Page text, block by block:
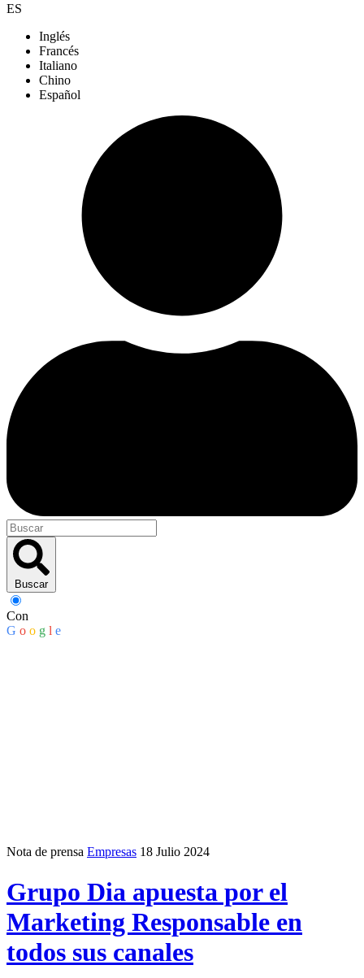
ES
Inglés
Francés
Italiano
Chino
Español
Buscar
Con
G o o g l e
Nota de prensa Empresas 18 Julio 2024
Grupo Dia apuesta por el
Marketing Responsable en
todos sus canales